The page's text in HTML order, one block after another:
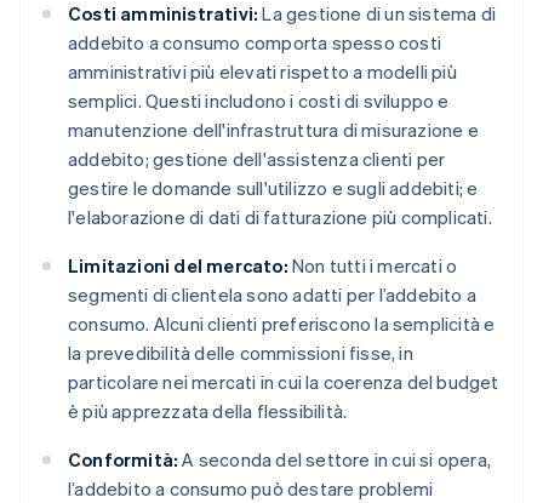
Costi amministrativi: La gestione di un sistema di
addebito a consumo comporta spesso costi
amministrativi più elevati rispetto a modelli più
semplici. Questi includono i costi di sviluppo e
manutenzione dell'infrastruttura di misurazione e
addebito; gestione dell'assistenza clienti per
gestire le domande sull'utilizzo e sugli addebiti; e
l'elaborazione di dati di fatturazione più complicati.
Limitazioni del mercato: Non tutti i mercati o
segmenti di clientela sono adatti per l’addebito a
consumo. Alcuni clienti preferiscono la semplicità e
la prevedibilità delle commissioni fisse, in
particolare nei mercati in cui la coerenza del budget
è più apprezzata della flessibilità.
Conformità: A seconda del settore in cui si opera,
l’addebito a consumo può destare problemi